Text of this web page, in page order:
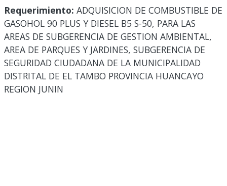
Requerimiento: ADQUISICION DE COMBUSTIBLE DE
GASOHOL 90 PLUS Y DIESEL B5 S-50, PARA LAS
AREAS DE SUBGERENCIA DE GESTION AMBIENTAL,
AREA DE PARQUES Y JARDINES, SUBGERENCIA DE
SEGURIDAD CIUDADANA DE LA MUNICIPALIDAD
DISTRITAL DE EL TAMBO PROVINCIA HUANCAYO
REGION JUNIN